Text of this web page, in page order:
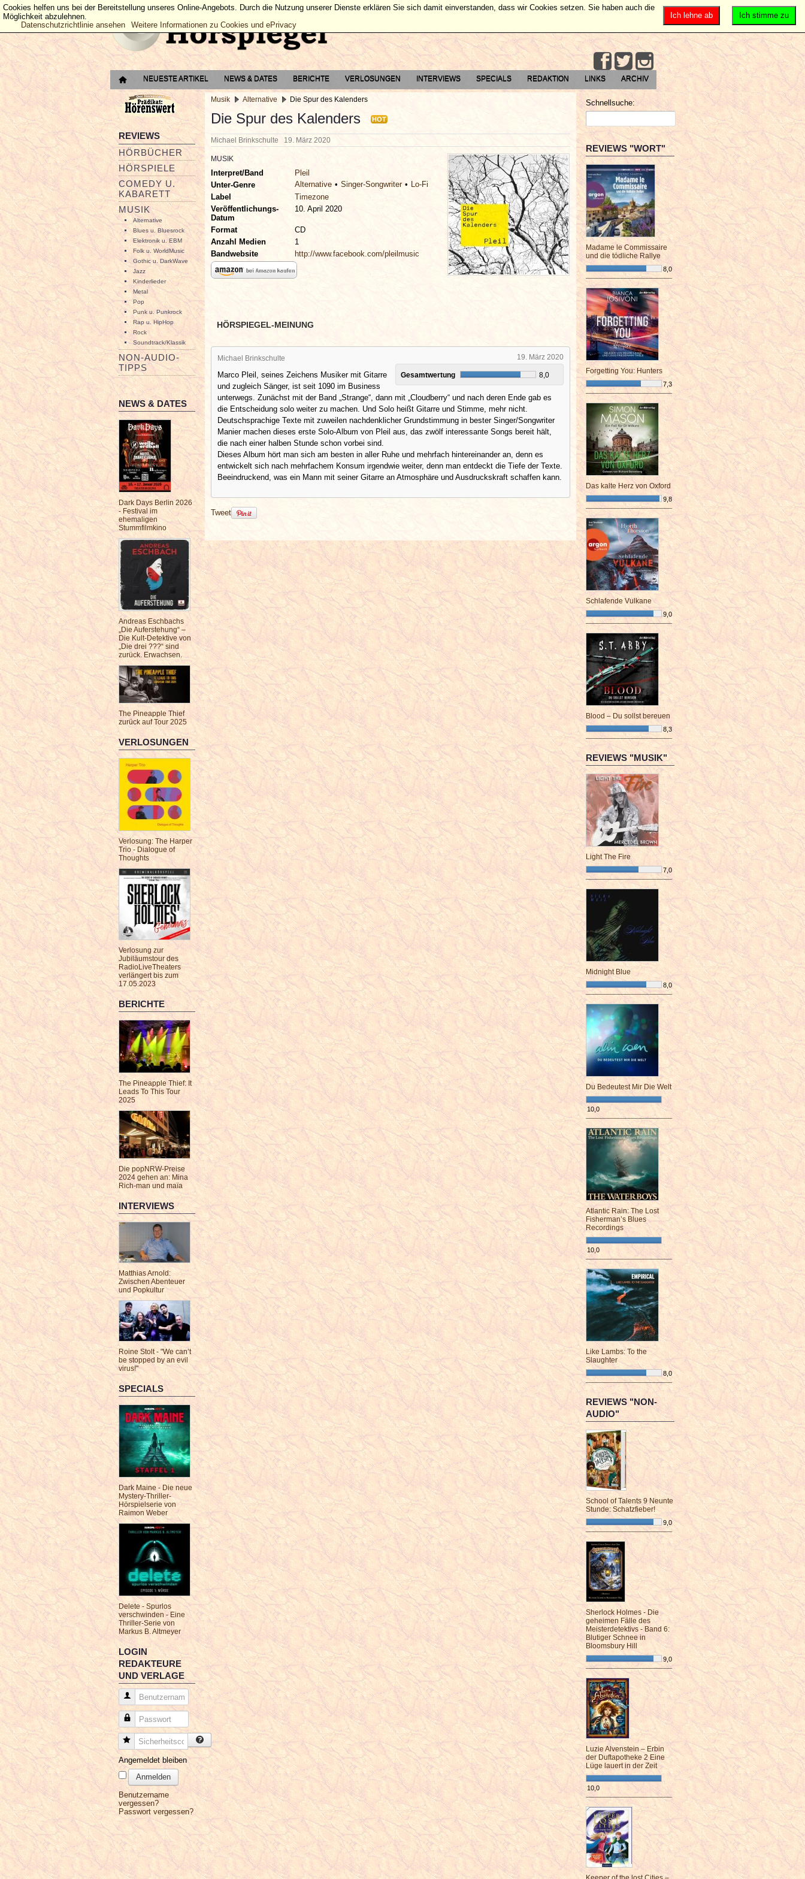
NEUESTE ARTIKEL NEWS & DATES BERICHTE VERLOSUNGEN INTERVIEWS SPECIALS REDAKTION LINKS ARCHIV
REVIEWS
HÖRBÜCHER
HÖRSPIELE
COMEDY U.
KABARETT
MUSIK
Alternative
Blues u. Bluesrock
Elektronik u. EBM
Folk u. WorldMusic
Gothic u. DarkWave
Jazz
Kinderlieder
Metal
Pop
Punk u. Punkrock
Rap u. HipHop
Rock
Soundtrack/Klassik
NON-AUDIO-
TIPPS
NEWS & DATES
Dark Days Berlin 2026
- Festival im
ehemaligen
Stummfilmkino
Andreas Eschbachs
„Die Auferstehung“ –
Die Kult-Detektive von
„Die drei ???“ sind
zurück. Erwachsen.
The Pineapple Thief
zurück auf Tour 2025
VERLOSUNGEN
Verlosung: The Harper
Trio - Dialogue of
Thoughts
Verlosung zur
Jubiläumstour des
RadioLiveTheaters
verlängert bis zum
17.05.2023
BERICHTE
The Pineapple Thief: It
Leads To This Tour
2025
Die popNRW-Preise
2024 gehen an: Mina
Rich-man und maïa
INTERVIEWS
Matthias Arnold:
Zwischen Abenteuer
und Popkultur
Roine Stolt - "We can’t
be stopped by an evil
virus!"
SPECIALS
Dark Maine - Die neue
Mystery-Thriller-
Hörspielserie von
Raimon Weber
Delete - Spurlos
verschwinden - Eine
Thriller-Serie von
Markus B. Altmeyer
LOGIN
REDAKTEURE
UND VERLAGE
Benutzername
Passwort
Sicherheitscode
Angemeldet bleiben
Anmelden
Benutzername
vergessen?
Passwort vergessen?
Musik Alternative Die Spur des Kalenders
Die Spur des Kalenders HOT
Michael Brinkschulte 19. März 2020
MUSIK
Interpret/Band
Pleil
Unter-Genre
Alternative Singer-Songwriter
Lo-Fi
Label
Timezone
Veröffentlichungs-
Datum
10. April 2020
Format
CD
Anzahl Medien
1
Bandwebsite
http://www.facebook.com/pleilmusic
HÖRSPIEGEL-MEINUNG
19. März 2020
Michael Brinkschulte
Gesamtwertung 8,0
Marco Pleil, seines Zeichens Musiker mit Gitarre
und zugleich Sänger, ist seit 1090 im Business
unterwegs. Zunächst mit der Band „Strange“, dann mit „Cloudberry“ und nach deren Ende gab es
die Entscheidung solo weiter zu machen. Und Solo heißt Gitarre und Stimme, mehr nicht.
Deutschsprachige Texte mit zuweilen nachdenklicher Grundstimmung in bester Singer/Songwriter
Manier machen dieses erste Solo-Album von Pleil aus, das zwölf interessante Songs bereit hält,
die nach einer halben Stunde schon vorbei sind.
Dieses Album hört man sich am besten in aller Ruhe und mehrfach hintereinander an, denn es
entwickelt sich nach mehrfachem Konsum irgendwie weiter, denn man entdeckt die Tiefe der Texte.
Beeindruckend, was ein Mann mit seiner Gitarre an Atmosphäre und Ausdruckskraft schaffen kann.
Tweet
Schnellsuche:
REVIEWS "WORT"
Madame le Commissaire
und die tödliche Rallye
8,0
¯¯¯¯¯¯¯¯¯¯¯¯¯¯¯¯¯¯¯¯¯¯¯¯
Forgetting You: Hunters
7,3
¯¯¯¯¯¯¯¯¯¯¯¯¯¯¯¯¯¯¯¯¯¯¯¯
Das kalte Herz von Oxford
9,8
¯¯¯¯¯¯¯¯¯¯¯¯¯¯¯¯¯¯¯¯¯¯¯¯
Schlafende Vulkane
9,0
¯¯¯¯¯¯¯¯¯¯¯¯¯¯¯¯¯¯¯¯¯¯¯¯
Blood – Du sollst bereuen
8,3
¯¯¯¯¯¯¯¯¯¯¯¯¯¯¯¯¯¯¯¯¯¯¯¯
REVIEWS "MUSIK"
Light The Fire
7,0
¯¯¯¯¯¯¯¯¯¯¯¯¯¯¯¯¯¯¯¯¯¯¯¯
Midnight Blue
8,0
¯¯¯¯¯¯¯¯¯¯¯¯¯¯¯¯¯¯¯¯¯¯¯¯
Du Bedeutest Mir Die Welt
10,0
¯¯¯¯¯¯¯¯¯¯¯¯¯¯¯¯¯¯¯¯¯¯¯¯
Atlantic Rain: The Lost
Fisherman’s Blues
Recordings
10,0
¯¯¯¯¯¯¯¯¯¯¯¯¯¯¯¯¯¯¯¯¯¯¯¯
Like Lambs: To the
Slaughter
8,0
¯¯¯¯¯¯¯¯¯¯¯¯¯¯¯¯¯¯¯¯¯¯¯¯
REVIEWS "NON-
AUDIO"
School of Talents 9 Neunte
Stunde: Schatzfieber!
9,0
¯¯¯¯¯¯¯¯¯¯¯¯¯¯¯¯¯¯¯¯¯¯¯¯
Sherlock Holmes - Die
geheimen Fälle des
Meisterdetektivs - Band 6:
Blutiger Schnee in
Bloomsbury Hill
9,0
¯¯¯¯¯¯¯¯¯¯¯¯¯¯¯¯¯¯¯¯¯¯¯¯
Luzie Alvenstein – Erbin
der Duftapotheke 2 Eine
Lüge lauert in der Zeit
10,0
¯¯¯¯¯¯¯¯¯¯¯¯¯¯¯¯¯¯¯¯¯¯¯¯
Ich stimme zu
Ich lehne ab
Cookies helfen uns bei der Bereitstellung unseres Online-Angebots. Durch die Nutzung unserer Dienste erklären Sie sich damit einverstanden, dass wir Cookies setzen. Sie haben auch die
Möglichkeit abzulehnen.
Datenschutzrichtlinie ansehen
Weitere Informationen zu Cookies und ePrivacy